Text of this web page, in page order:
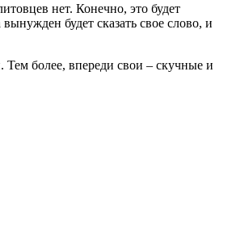
нет. Конечно, это будет
будет сказать свое слово, и
Тем более, впереди свои – скучные и